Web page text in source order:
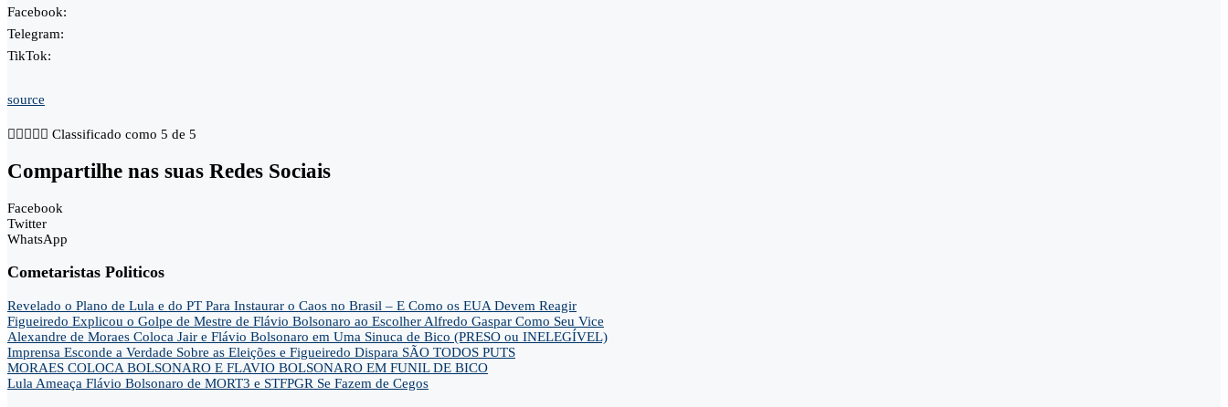
Facebook:
Telegram:
TikTok:
source
     Classificado como 5 de 5
Compartilhe nas suas Redes Sociais
Facebook
Twitter
WhatsApp
Cometaristas Politicos
Revelado o Plano de Lula e do PT Para Instaurar o Caos no Brasil – E Como os EUA Devem Reagir
Figueiredo Explicou o Golpe de Mestre de Flávio Bolsonaro ao Escolher Alfredo Gaspar Como Seu Vice
Alexandre de Moraes Coloca Jair e Flávio Bolsonaro em Uma Sinuca de Bico (PRESO ou INELEGÍVEL)
Imprensa Esconde a Verdade Sobre as Eleições e Figueiredo Dispara SÃO TODOS PUTS
MORAES COLOCA BOLSONARO E FLAVIO BOLSONARO EM FUNIL DE BICO
Lula Ameaça Flávio Bolsonaro de MORT3 e STFPGR Se Fazem de Cegos